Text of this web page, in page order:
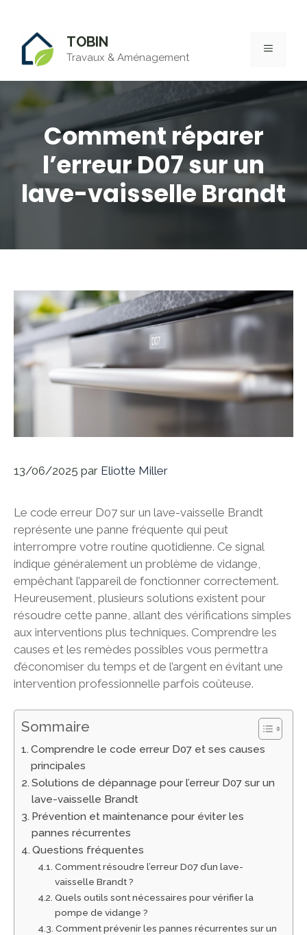
contenu
TOBIN
Travaux & Aménagement
MENU
Comment réparer
l’erreur D07 sur un
lave-vaisselle Brandt
13/06/2025 par Eliotte Miller
Le code erreur D07 sur un lave-vaisselle Brandt
représente une panne fréquente qui peut
interrompre votre routine quotidienne. Ce signal
indique généralement un problème de vidange,
empêchant l’appareil de fonctionner correctement.
Heureusement, plusieurs solutions existent pour
résoudre cette panne, allant des vérifications simples
aux interventions plus techniques. Comprendre les
causes et les remèdes possibles vous permettra
d’économiser du temps et de l’argent en évitant une
intervention professionnelle parfois coûteuse.
Sommaire
Comprendre le code erreur D07 et ses causes
principales
Solutions de dépannage pour l’erreur D07 sur un
lave-vaisselle Brandt
Prévention et maintenance pour éviter les
pannes récurrentes
Questions fréquentes
Comment résoudre l’erreur D07 d’un lave-
vaisselle Brandt ?
Quels outils sont nécessaires pour vérifier la
pompe de vidange ?
Comment prévenir les pannes récurrentes sur un